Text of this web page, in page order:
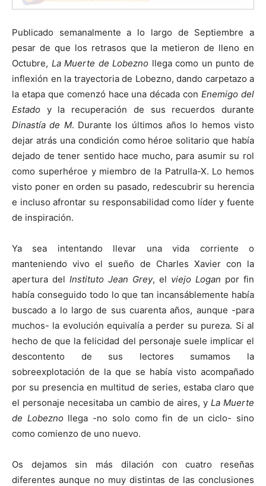
Publicado semanalmente a lo largo de Septiembre a
pesar de que los retrasos que la metieron de lleno en
Octubre, La Muerte de Lobezno llega como un punto de
inflexión en la trayectoria de Lobezno, dando carpetazo a
la etapa que comenzó hace una década conEnemigo del
Estado y la recuperación de sus recuerdos durante
Dinastía de M. Durante los últimos años lo hemos visto
dejar atrás una condición como héroe solitario que había
dejado de tener sentido hace mucho, para asumir su rol
como superhéroe y miembro de la Patrulla-X. Lo hemos
visto poner en orden su pasado, redescubrir su herencia
e incluso afrontar su responsabilidad como líder y fuente
de inspiración.
Ya sea intentando llevar una vida corriente o
manteniendo vivo el sueño de Charles Xavier con la
apertura del Instituto Jean Grey, el viejo Logan por fin
había conseguido todo lo que tan incansáblemente había
buscado a lo largo de sus cuarenta años, aunque -para
muchos- la evolución equivalía a perder su pureza. Si al
hecho de que la felicidad del personaje suele implicar el
descontento de sus lectores sumamos la
sobreexplotación de la que se había visto acompañado
por su presencia en multitud de series, estaba claro que
el personaje necesitaba un cambio de aires, y La Muerte
de Lobeznollega -no solo como fin de un ciclo- sino
como comienzo de uno nuevo.
Os dejamos sin más dilación con cuatro reseñas
diferentes aunque no muy distintas de las conclusiones